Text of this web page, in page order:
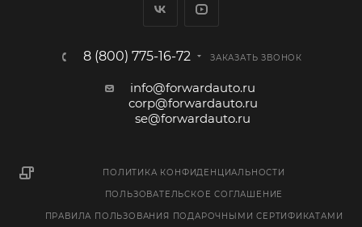
8 (800) 775-16-72 ЗАКАЗАТЬ ЗВОНОК
info@forwardauto.ru
corp@forwardauto.ru
se@forwardauto.ru
ПОЛИТИКА КОНФИДЕНЦИАЛЬНОСТИ
ПОЛЬЗОВАТЕЛЬСКОЕ СОГЛАШЕНИЕ
ПРАВИЛА ПОЛЬЗОВАНИЯ ПОДАРОЧНЫМИ СЕРТИФИКАТАМИ